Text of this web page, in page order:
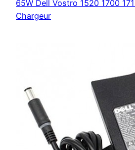
65W Dell Vostro 1520 1700
Chargeur